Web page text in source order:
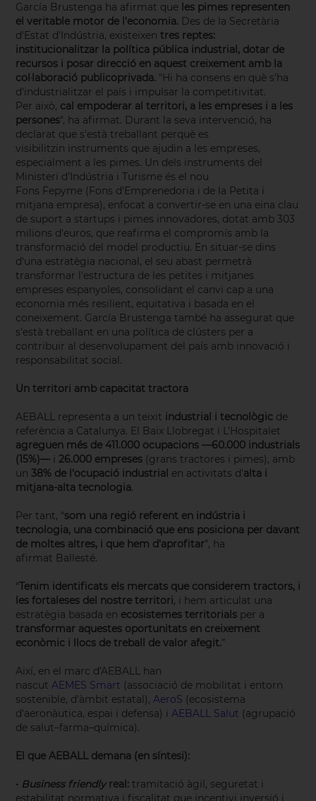
García Brustenga ha afirmat que les pimes representen
el veritable motor de l'economia.Des de la Secretària
d'Estat d'Indústria, existeixen tres reptes:
institucionalitzar la política pública industrial, dotar de
recursos i posar direcció en aquest creixement amb la
col·laboració publicoprivada."Hi ha consens en què s'ha
d'industrialitzar el país i impulsar la competitivitat.
Per això, cal empoderar al territori, a les empreses i a les
persones", ha afirmat. Durant la seva intervenció, ha
declarat que s'està treballant perquè es
visibilitzin instruments que ajudin a les empreses,
especialment a les pimes. Un dels instruments del
Ministeri d'Indústria i Turisme és el nou
Fons Fepyme (Fons d'Emprenedoria i de la Petita i
mitjana empresa), enfocat a convertir-se en una eina clau
de suport a startups i pimes innovadores, dotat amb 303
milions d'euros, que reafirma el compromís amb la
transformació del model productiu. En situar-se dins
d'una estratègia nacional, el seu abast permetrà
transformar l'estructura de les petites i mitjanes
empreses espanyoles, consolidant el canvi cap a una
economia més resilient, equitativa i basada en el
coneixement. García Brustenga també ha assegurat que
s'està treballant en una política de clústers per a
contribuir al desenvolupament del país amb innovació i
responsabilitat social.
Un territori amb capacitat tractora
AEBALL representa a un teixit industrial i tecnològic de
referència a Catalunya. El Baix Llobregat i L’Hospitalet
agreguen més de 411.000 ocupacions —60.000 industrials
(15%)—i 26.000 empreses(grans tractores i pimes), amb
un 38% de l'ocupació industrial en activitats d'alta i
mitjana-alta tecnologia.
Per tant, “som una regió referent en indústria i
tecnologia, una combinació que ens posiciona per davant
de moltes altres, i que hem d'aprofitar”, ha
afirmat Ballesté.
“Tenim identificats els mercats que considerem tractors, i
les fortaleses del nostre territori, i hem articulat una
estratègia basada en ecosistemes territorialsper a
transformar aquestes oportunitats en creixement
econòmic i llocs de treball de valor afegit.”
Així, en el marc d'AEBALL han
nascut AEMES Smart (associació de mobilitat i entorn
sostenible, d'àmbit estatal), AeroS (ecosistema
d'aeronàutica, espai i defensa) i AEBALL Salut (agrupació
de salut–farma–química).
El que AEBALL demana (en síntesi):
• Business friendlyreal:tramitació àgil, seguretat i